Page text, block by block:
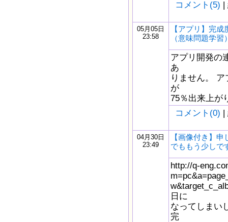
コメント(5) |
05月05日
23:58
【アプリ】完
（意味問題学習
アプリ開発の
あ
りません。
が
75％出来上が
コメント(0) |
04月30日
23:49
【画像付き】
でももう少しで
http://q-
日に
なってしまい
完